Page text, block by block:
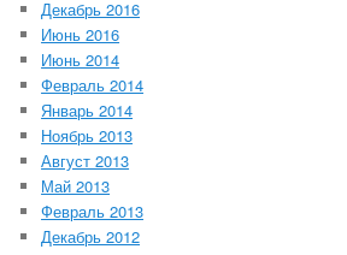
Декабрь 2016
Июнь 2016
Июнь 2014
Февраль 2014
Январь 2014
Ноябрь 2013
Август 2013
Май 2013
Февраль 2013
Декабрь 2012